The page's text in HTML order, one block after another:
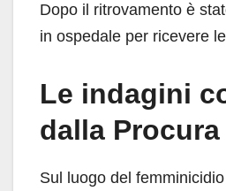
Dopo il ritrovamento è
in ospedale per ricevere
Le indagini
dalla Procura
Sul luogo del